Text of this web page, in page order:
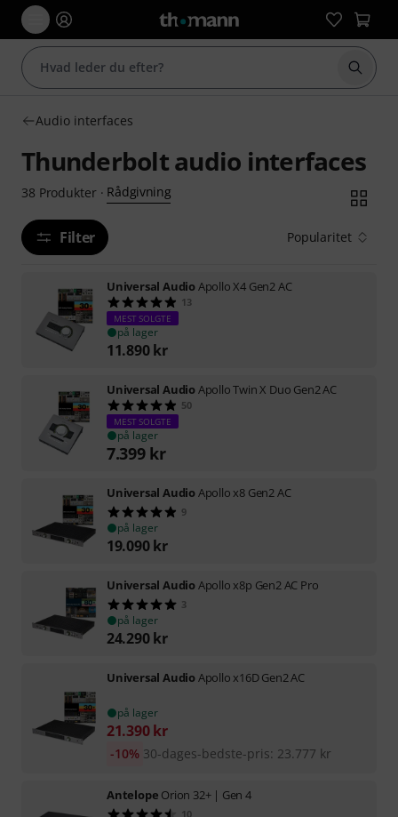
Start
Audio interfaces
Thunderbolt audio interfaces
38 Produkter· Rådgivning
Filter Popularitet
Universal AudioApollo X4 Gen2 AC
13
MEST SOLGTE
på lager
11.890 kr
Universal AudioApollo Twin X Duo Gen2 AC
50
MEST SOLGTE
på lager
7.399 kr
Universal AudioApollo x8 Gen2 AC
9
på lager
19.090 kr
Universal AudioApollo x8p Gen2 AC Pro
3
på lager
24.290 kr
Universal AudioApollo x16D Gen2 AC
på lager
21.390 kr
30-dages-bedste-pris: 23.777 kr
-10%
Antelope Orion 32+ | Gen 4
10